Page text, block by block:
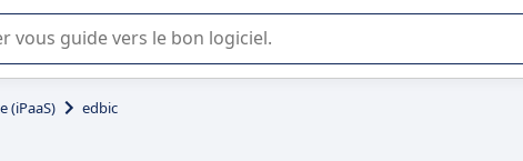
ou la sélection de logiciel SaaS en entreprise.
(iPaaS) edbic